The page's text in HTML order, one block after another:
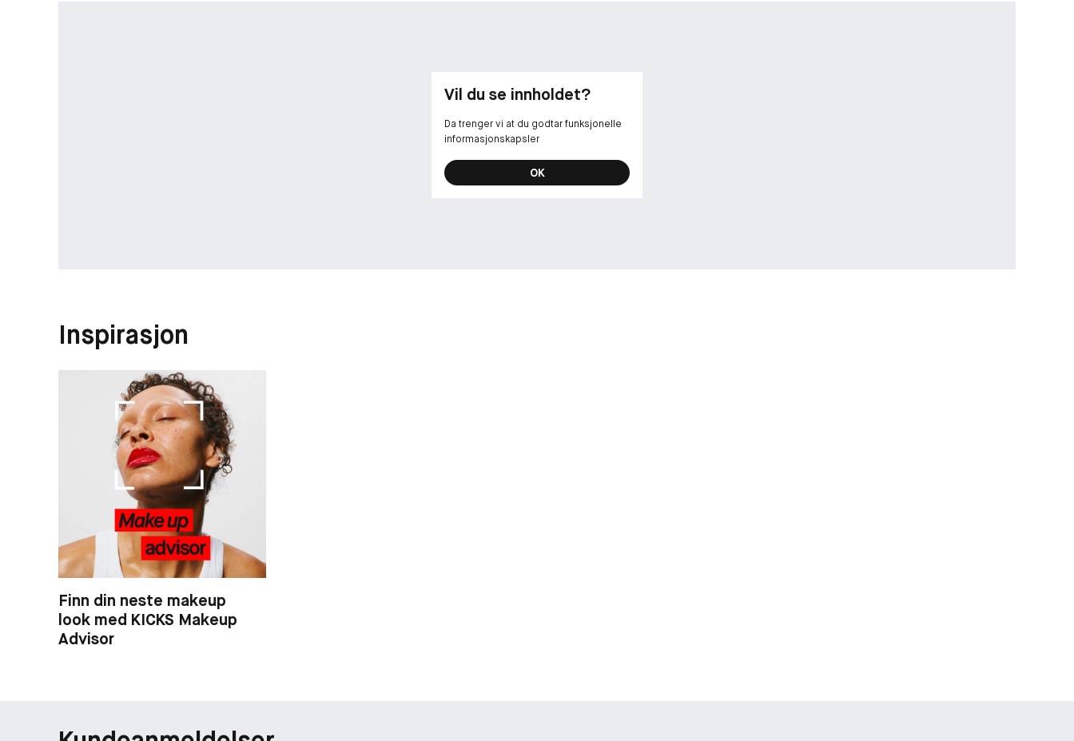
Vil du se innholdet?
Da trenger vi at du godtar funksjonelle
informasjonskapsler
OK
Inspirasjon
Finn din neste makeup
look med KICKS Makeup
Advisor